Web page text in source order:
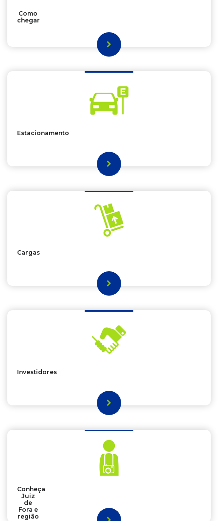
Como
chegar
Estacionamento
Cargas
Investidores
Conheça
Juiz
de
Fora e
região